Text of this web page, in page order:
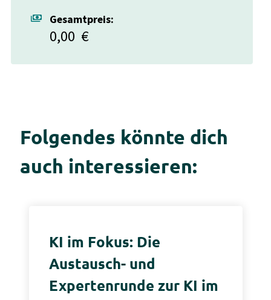
payments Gesamtpreis:
0,00 €
Folgendes könnte dich
auch interessieren:
KI im Fokus: Die
Austausch- und
Expertenrunde zur KI im